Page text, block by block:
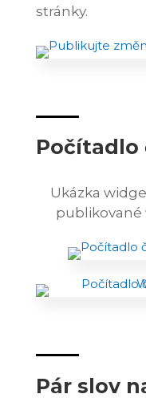
stránky.
Počítadlo
Ukázka
publikované
Pár slov